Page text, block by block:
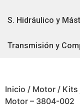
S. Hidráulico y
Transmisión y
Inicio / Motor / Kits
Motor – 3804-002